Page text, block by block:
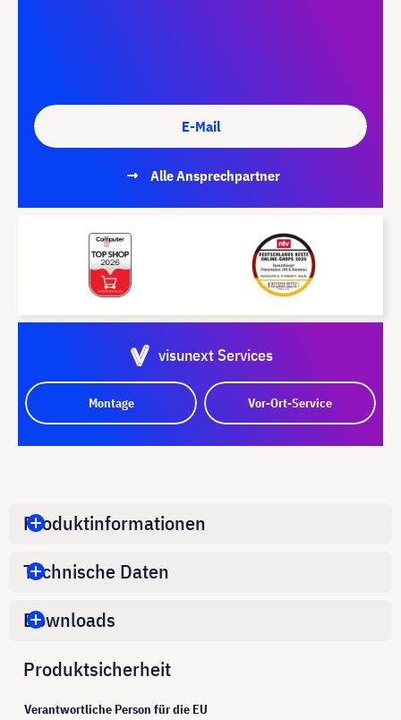
E-Mail
Alle Ansprechpartner
visunext Services
Montage Vor-Ort-Service
Produktinformationen
Technische Daten
Downloads
Produktsicherheit
Verantwortliche Person für die EU